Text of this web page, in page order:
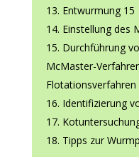
Entwurmung 15
Einstellung des
Durchführung
McMaster-
Flotationsverfahren
Identifizierung
Tipps zur